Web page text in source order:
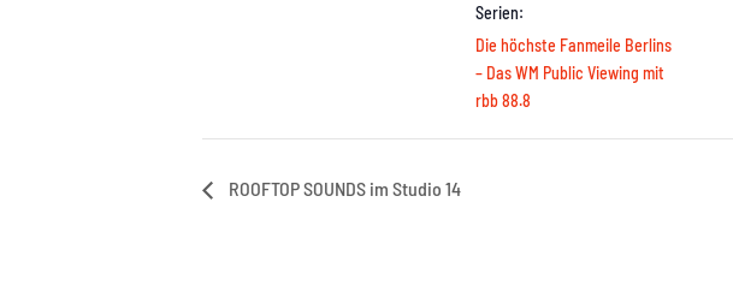
Serien:
Die höchste Fanmeile Berlins
– Das WM Public Viewing mit
rbb 88.8
ROOFTOP SOUNDS im Studio 14